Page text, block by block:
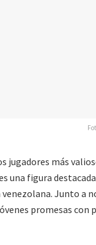
jugadores más
una figura
Junto a
promesas con